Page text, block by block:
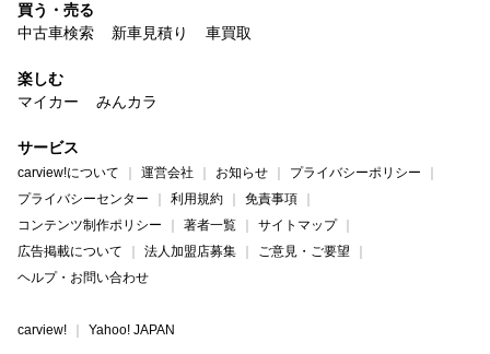
買う・売る
中古車検索
新車見積り 車買取
楽しむ
マイカー
みんカラ
サービス
carview!について 運営会社 お知らせ
プライバシーポリシー
プライバシーセンター
利用規約
免責事項
コンテンツ制作ポリシー
著者一覧
サイトマップ
広告掲載について
法人加盟店募集
ご意見・ご要望
ヘルプ・お問い合わせ
carview! Yahoo! JAPAN